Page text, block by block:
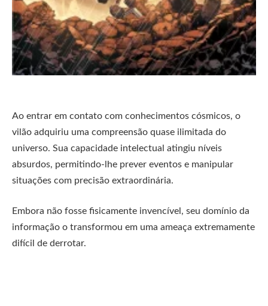
Ao entrar em contato com conhecimentos cósmicos, o
vilão adquiriu uma compreensão quase ilimitada do
universo. Sua capacidade intelectual atingiu níveis
absurdos, permitindo-lhe prever eventos e manipular
situações com precisão extraordinária.
Embora não fosse fisicamente invencível, seu domínio da
informação o transformou em uma ameaça extremamente
difícil de derrotar.